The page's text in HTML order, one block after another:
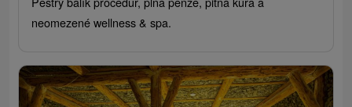
neomezené wellness & spa.